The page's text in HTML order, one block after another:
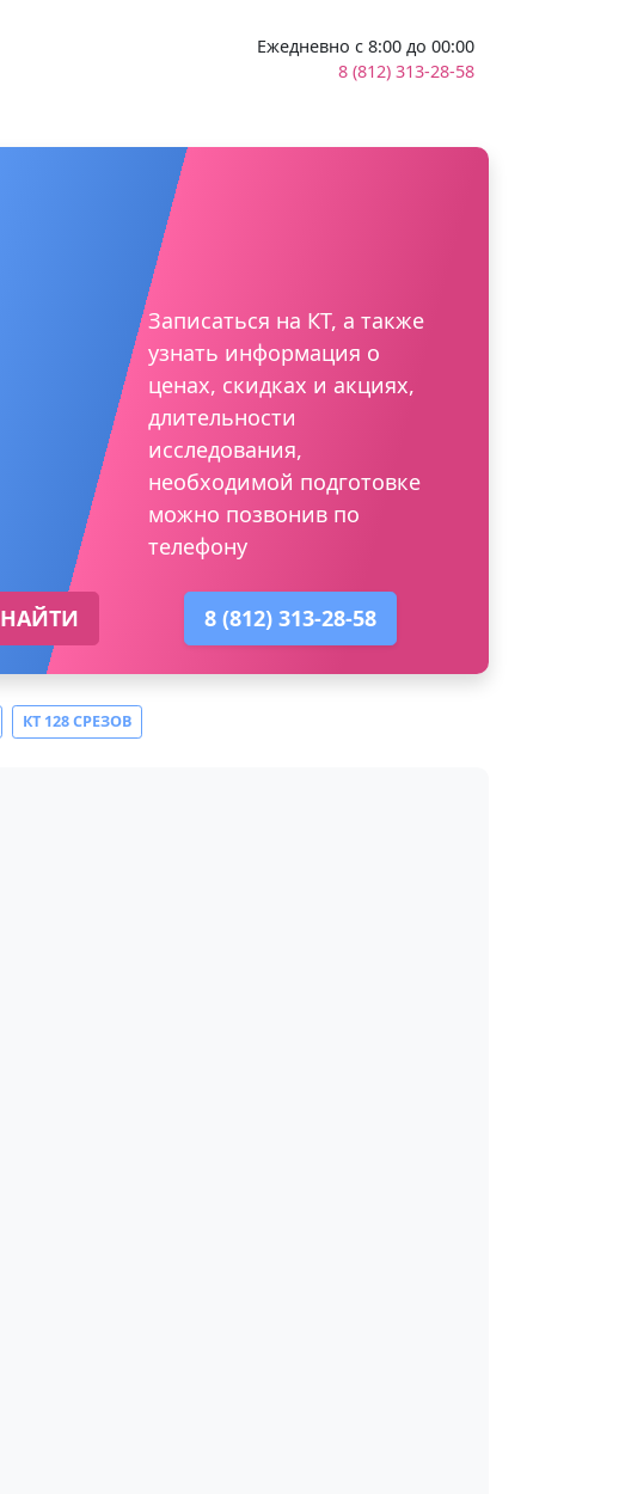
Ежедневно с 8:00 до 00:00
8 (812) 313-28-58
НАЙТИ
Записаться на КТ, а также
узнать информация о
ценах, скидках и акциях,
длительности
исследования,
необходимой подготовке
можно позвонив по
телефону
8 (812) 313-28-58
КТ 128 СРЕЗОВ